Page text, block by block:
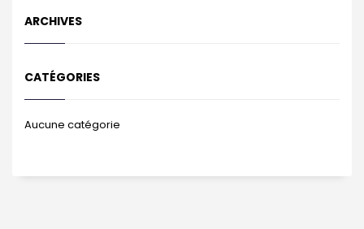
ARCHIVES
CATÉGORIES
Aucune catégorie